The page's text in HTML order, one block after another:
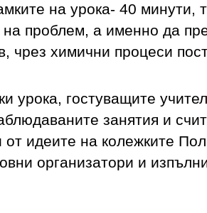
на урока- 40 минути,
проблем, а именно да
чрез химични процеси
урока, гостуващите
занятия и
от идеите на колежките
организатори и